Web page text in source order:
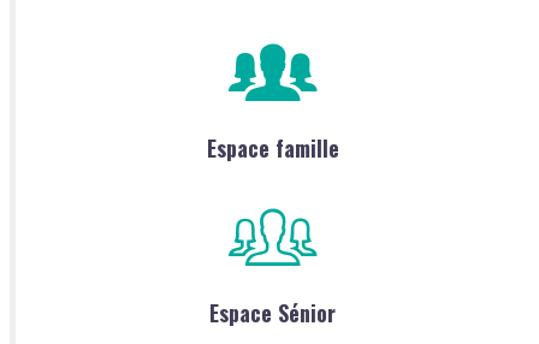
Espace famille
Espace Sénior